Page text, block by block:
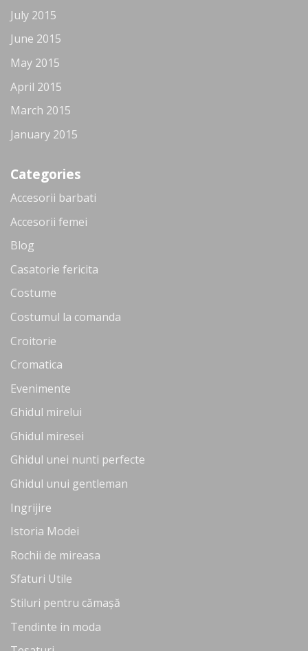
July 2015
June 2015
May 2015
April 2015
March 2015
January 2015
Categories
Accesorii barbati
Accesorii femei
Blog
Casatorie fericita
Costume
Costumul la comanda
Croitorie
Cromatica
Evenimente
Ghidul mirelui
Ghidul miresei
Ghidul unei nunti perfecte
Ghidul unui gentleman
Ingrijire
Istoria Modei
Rochii de mireasa
Sfaturi Utile
Stiluri pentru cămașă
Tendinte in moda